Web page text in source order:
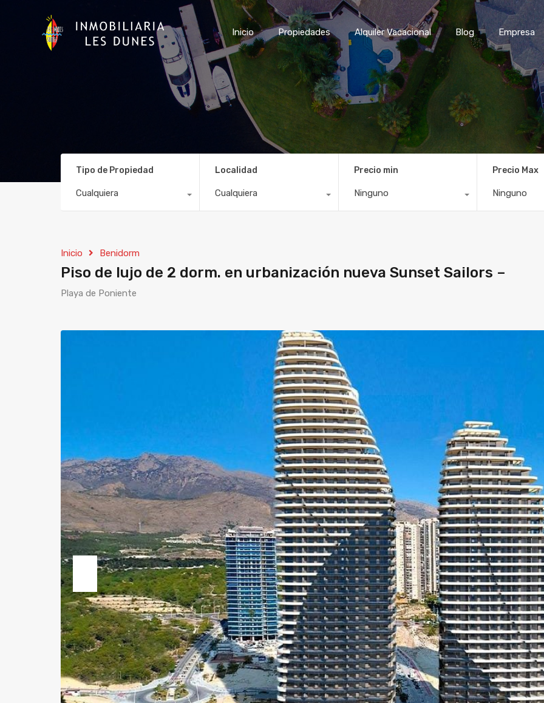
Inicio Propiedades
Inicio
Propiedades Alquiler Vacacional Blog Empresa
Tipo de Propiedad
Cualquiera
Localidad
Cualquiera
Precio min
Ninguno
Precio Max
Ninguno
Inicio Benidorm
Piso de lujo de 2 dorm. en urbanización nueva Sunset Sailors –
Playa de Poniente
Previous